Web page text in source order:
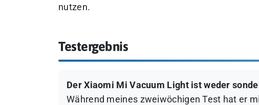
nutzen.
Testergebnis
Der Xiaomi Mi Vacuum Light ist weder
Während meines zweiwöchigen Test hat er